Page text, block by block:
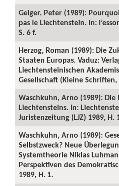
Geiger, Peter (1989):
pas le Liechtenstein. In:
S. 6 f.
Herzog, Roman (1989): Die
Staaten Europas. Vaduz:
Liechtensteinischen
Gesellschaft (Kleine Schriften,
Waschkuhn, Arno (1989): Die
Liechtensteins. In:
Juristenzeitung (LJZ) 1989, H.
Waschkuhn, Arno (1989):
Selbstzweck? Neue
Systemtheorie Niklas
Perspektiven des
1989, H. 1.